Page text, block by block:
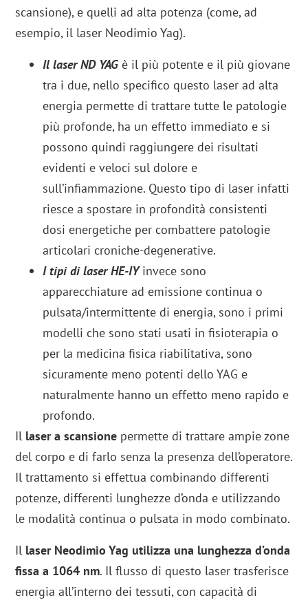
scansione), e quelli ad alta potenza (come, ad
esempio, il laser Neodimio Yag).
Il laser ND YAG è il più potente e il più giovane
tra i due, nello specifico questo laser ad alta
energia permette di trattare tutte le patologie
più profonde, ha un effetto immediato e si
possono quindi raggiungere dei risultati
evidenti e veloci sul dolore e
sull’infiammazione. Questo tipo di laser infatti
riesce a spostare in profondità consistenti
dosi energetiche per combattere patologie
articolari croniche-degenerative.
I tipi di laser HE-IYinvece sono
apparecchiature ad emissione continua o
pulsata/intermittente di energia, sono i primi
modelli che sono stati usati in fisioterapia o
per la medicina fisica riabilitativa, sono
sicuramente meno potenti dello YAG e
naturalmente hanno un effetto meno rapido e
profondo.
Il laser a scansione permette di trattare ampie zone
del corpo e di farlo senza la presenza dell’operatore.
Il trattamento si effettua combinando differenti
potenze, differenti lunghezze d’onda e utilizzando
le modalità continua o pulsata in modo combinato.
Il laser Neodimio Yag utilizza una lunghezza d’onda
fissa a 1064 nm. Il flusso di questo laser trasferisce
energia all’interno dei tessuti, con capacità di